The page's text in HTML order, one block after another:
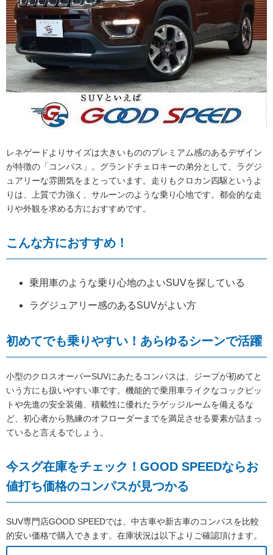
レネゲードよりサイズは大きいもののプレミアム感のあるデザイン
が特徴の「コンパス」。グランドチェロキーの弟分として、ラグジ
ュアリーな雰囲気をまとっています。走りもクロカン四駆というよ
りは、上質で力強く、サルーンのような乗り心地です。都会的な走
りや外観を求める方におすすめです。
こんな方におすすめ！
乗用車のような乗り心地のよいSUVを探している
ラグジュアリー感のあるSUVがよい方
初めてでも乗りやすい！あらゆるシーンで活躍
小型のクロスオーバーSUVにあたるコンパスは、ジープが初めてと
いう方にも扱いやすい車です。機能的で乗用車ライクなコックピッ
トや先進の安全装備、積載性に優れたラゲッジルームを備えるな
ど、初心者から熟練のオフローダーまでを満足させる要素が詰まっ
ていると言えるでしょう。
今スグ在庫をチェック！GOOD SPEEDならお
値打ち価格のコンパスが見つかる
SUV専門店GOOD SPEEDでは、中古車や新古車のコンパスを比較
的安い価格で購入できます。在庫状況は以下よりご確認頂けます。